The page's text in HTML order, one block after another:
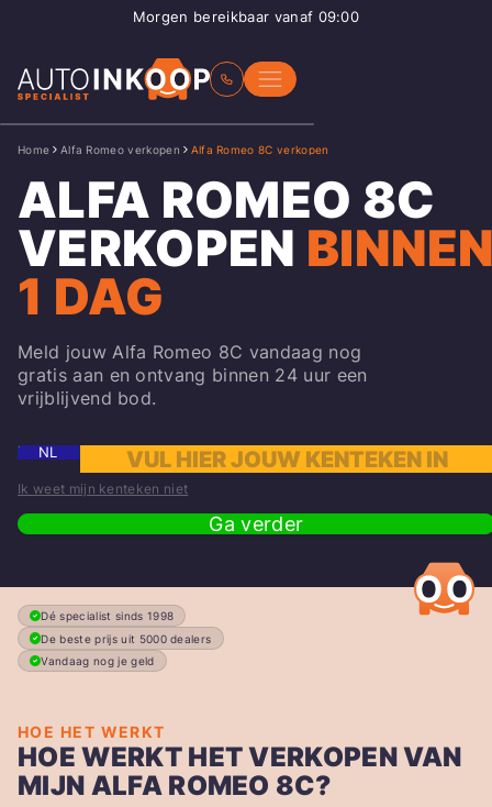
Morgen bereikbaar vanaf 09:00
Home Alfa Romeo verkopen Alfa Romeo 8C verkopen
ALFA ROMEO 8C
VERKOPEN
1 DAG
Meld jouw Alfa Romeo 8C vandaag nog
gratis aan en ontvang binnen 24 uur een
vrijblijvend bod.
NL
Ik weet mijn kenteken niet
Ga verder
Dé specialist sinds 1998
De beste prijs uit 5000 dealers
Vandaag nog je geld
HOE HET WERKT
HOE WERKT HET VERKOPEN VAN
MIJN ALFA ROMEO 8C?